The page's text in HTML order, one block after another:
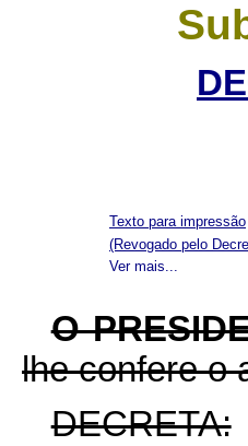
Texto para impressão
Ver mais...
(Revogado pelo
O
lhe confere o
DECRETA: